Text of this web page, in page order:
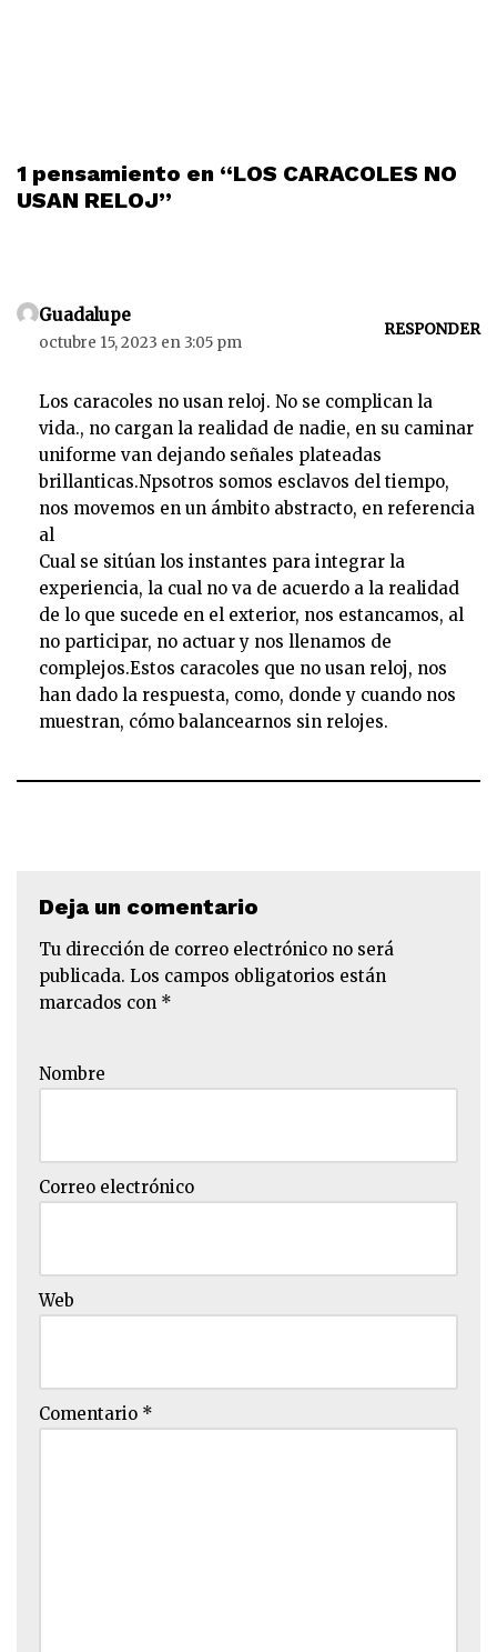
1 pensamiento en “LOS CARACOLES NO
USAN RELOJ”
Guadalupe
octubre 15, 2023 en 3:05 pm
RESPONDER
Los caracoles no usan reloj. No se complican la
vida., no cargan la realidad de nadie, en su caminar
uniforme van dejando señales plateadas
brillanticas.Npsotros somos esclavos del tiempo,
nos movemos en un ámbito abstracto, en referencia
al
Cual se sitúan los instantes para integrar la
experiencia, la cual no va de acuerdo a la realidad
de lo que sucede en el exterior, nos estancamos, al
no participar, no actuar y nos llenamos de
complejos.Estos caracoles que no usan reloj, nos
han dado la respuesta, como, donde y cuando nos
muestran, cómo balancearnos sin relojes.
Deja un comentario
Tu dirección de correo electrónico no será
publicada. Los campos obligatorios están
marcados con *
Nombre
Correo electrónico
Web
Comentario *